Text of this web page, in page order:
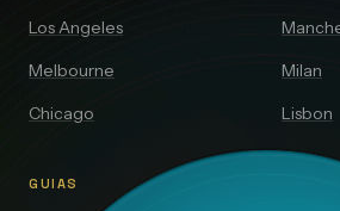
Los Angeles
Melbourne
Chicago
Milan
Lisbon
GUIAS